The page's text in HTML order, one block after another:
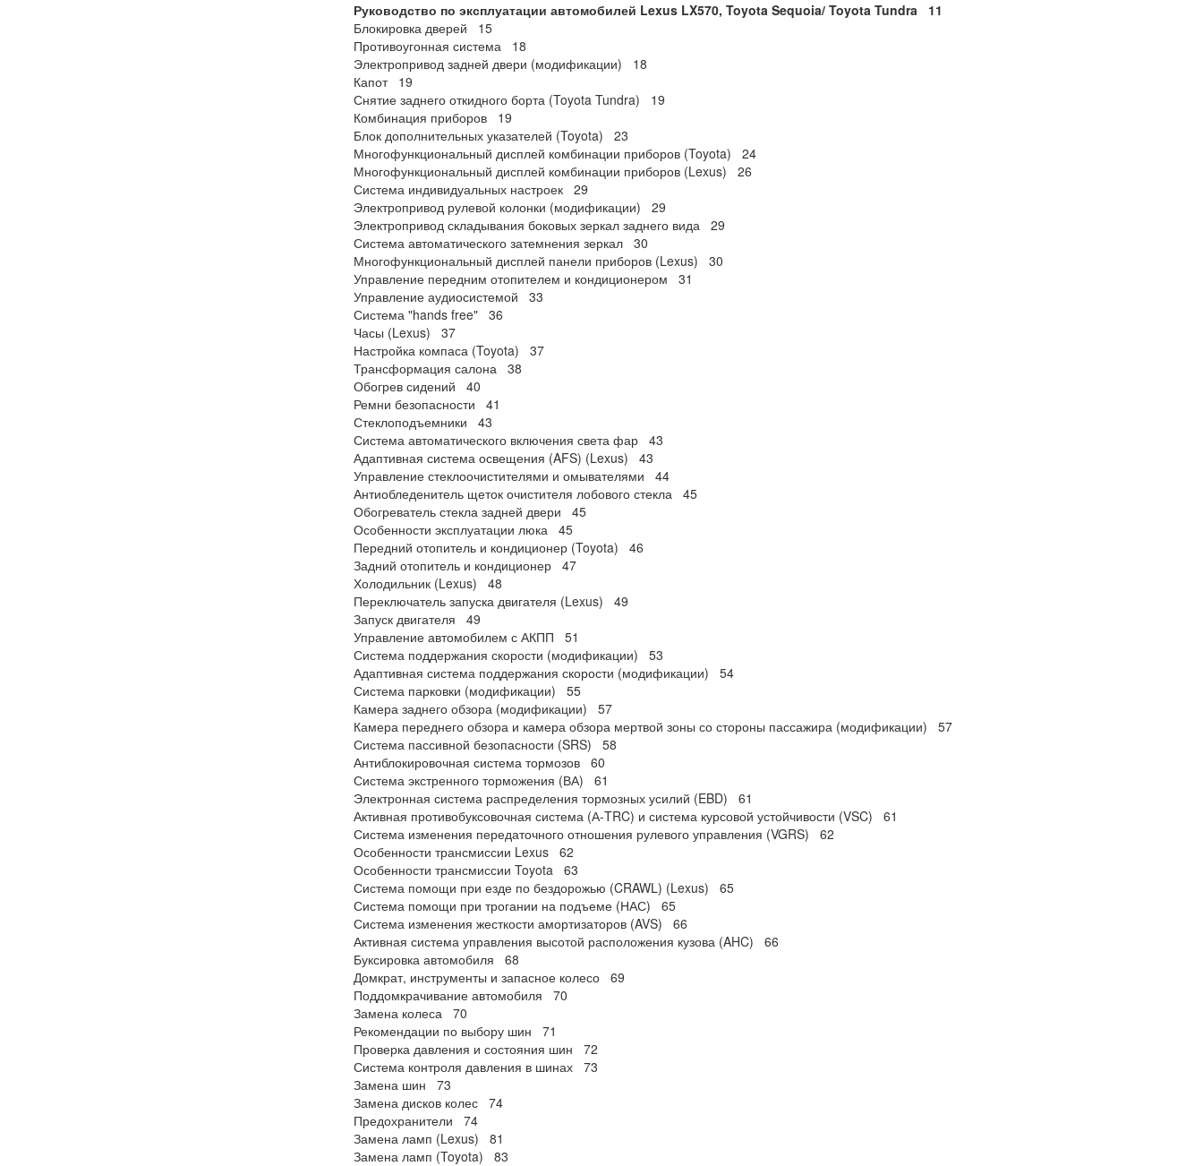
Руководство по эксплуатации автомобилей Lexus LX570, Toyota Sequoia/ Toyota Tundra 11
Блокировка дверей 15
Противоугонная система 18
Электропривод задней двери (модификации) 18
Капот 19
Снятие заднего откидного борта (Toyota Tundra) 19
Комбинация приборов 19
Блок дополнительных указателей (Toyota) 23
Многофункциональный дисплей комбинации приборов (Toyota) 24
Многофункциональный дисплей комбинации приборов (Lexus) 26
Система индивидуальных настроек 29
Электропривод рулевой колонки (модификации) 29
Электропривод складывания боковых зеркал заднего вида 29
Система автоматического затемнения зеркал 30
Многофункциональный дисплей панели приборов (Lexus) 30
Управление передним отопителем и кондиционером 31
Управление аудиосистемой 33
Система "hands free" 36
Часы (Lexus) 37
Настройка компаса (Toyota) 37
Трансформация салона 38
Обогрев сидений 40
Ремни безопасности 41
Стеклоподъемники 43
Система автоматического включения света фар 43
Адаптивная система освещения (AFS) (Lexus) 43
Управление стеклоочистителями и омывателями 44
Антиобледенитель щеток очистителя лобового стекла 45
Обогреватель стекла задней двери 45
Особенности эксплуатации люка 45
Передний отопитель и кондиционер (Toyota) 46
Задний отопитель и кондиционер 47
Холодильник (Lexus) 48
Переключатель запуска двигателя (Lexus) 49
Запуск двигателя 49
Управление автомобилем с АКПП 51
Система поддержания скорости (модификации) 53
Адаптивная система поддержания скорости (модификации) 54
Система парковки (модификации) 55
Камера заднего обзора (модификации) 57
Камера переднего обзора и камера обзора мертвой зоны со стороны пассажира (модификации) 57
Система пассивной безопасности (SRS) 58
Антиблокировочная система тормозов 60
Система экстренного торможения (ВА) 61
Электронная система распределения тормозных усилий (EBD) 61
Активная противобуксовочная система (А-TRC) и система курсовой устойчивости (VSC) 61
Система изменения передаточного отношения рулевого управления (VGRS) 62
Особенности трансмиссии Lexus 62
Особенности трансмиссии Toyota 63
Система помощи при езде по бездорожью (CRAWL) (Lexus) 65
Система помощи при трогании на подъеме (НАС) 65
Система изменения жесткости амортизаторов (AVS) 66
Активная система управления высотой расположения кузова (AHC) 66
Буксировка автомобиля 68
Домкрат, инструменты и запасное колесо 69
Поддомкрачивание автомобиля 70
Замена колеса 70
Рекомендации по выбору шин 71
Проверка давления и состояния шин 72
Система контроля давления в шинах 73
Замена шин 73
Замена дисков колес 74
Предохранители 74
Замена ламп (Lexus) 81
Замена ламп (Toyota) 83